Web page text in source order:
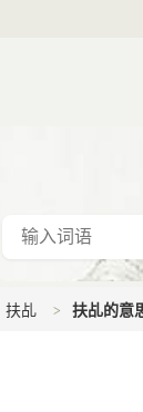
扶乩 扶乩的意